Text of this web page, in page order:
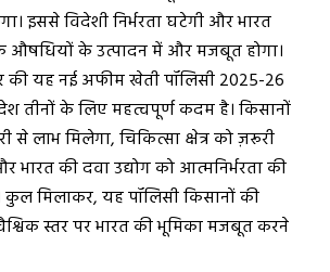
इससे विदेशी निर्भरता घटेगी और भारत
औषधियों के उत्पादन में और मजबूत होगा।
यह नई अफीम खेती पॉलिसी 2025-26
तीनों के लिए महत्वपूर्ण कदम है। किसानों
से लाभ मिलेगा, चिकित्सा क्षेत्र को ज़रूरी
भारत की दवा उद्योग को आत्मनिर्भरता की
मिलाकर, यह पॉलिसी किसानों की
स्तर पर भारत की भूमिका मजबूत करने